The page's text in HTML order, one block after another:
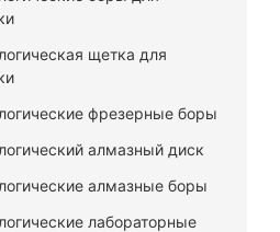
щетка для
фрезерные боры
алмазный диск
алмазные боры
лабораторные